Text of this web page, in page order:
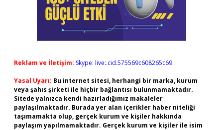
Reklam ve İletişim: Skype: live:.cid.575569c608265c69
Yasal Uyarı: Bu internet sitesi, herhangi bir marka, kurum
veya şahıs şirketi ile hiçbir bağlantısı bulunmamaktadır.
Sitede yalnızca kendi hazırladığımız makaleler
paylaşılmaktadır. Burada yer alan içerikler haber niteliği
taşımamakta olup, gerçek kurum ve kişiler hakkında
paylaşım yapılmamaktadır. Gerçek kurum ve kişiler ile isim